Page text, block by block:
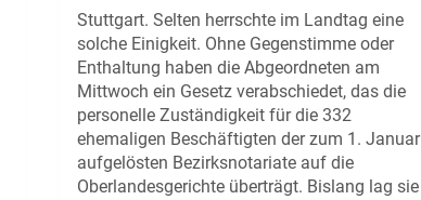
Stuttgart. Selten herrschte im Landtag eine
solche Einigkeit. Ohne Gegenstimme oder
Enthaltung haben die Abgeordneten am
Mittwoch ein Gesetz verabschiedet, das die
personelle Zuständigkeit für die 332
ehemaligen Beschäftigten der zum 1. Januar
aufgelösten Bezirksnotariate auf die
Oberlandesgerichte überträgt. Bislang lag sie